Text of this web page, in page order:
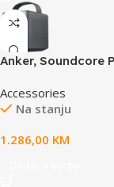
Anker, Soundcore
Accessories
Na stanju
1.286,00 KM